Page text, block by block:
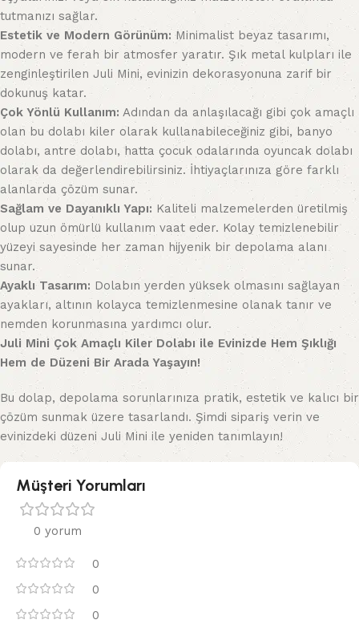
tutmanızı sağlar.
Estetik ve Modern Görünüm: Minimalist beyaz tasarımı,
modern ve ferah bir atmosfer yaratır. Şık metal kulpları ile
zenginleştirilen Juli Mini, evinizin dekorasyonuna zarif bir
dokunuş katar.
Çok Yönlü Kullanım: Adından da anlaşılacağı gibi çok amaçlı
olan bu dolabı kiler olarak kullanabileceğiniz gibi, banyo
dolabı, antre dolabı, hatta çocuk odalarında oyuncak dolabı
olarak da değerlendirebilirsiniz. İhtiyaçlarınıza göre farklı
alanlarda çözüm sunar.
Sağlam ve Dayanıklı Yapı: Kaliteli malzemelerden üretilmiş
olup uzun ömürlü kullanım vaat eder. Kolay temizlenebilir
yüzeyi sayesinde her zaman hijyenik bir depolama alanı
sunar.
Ayaklı Tasarım: Dolabın yerden yüksek olmasını sağlayan
ayakları, altının kolayca temizlenmesine olanak tanır ve
nemden korunmasına yardımcı olur.
Juli Mini Çok Amaçlı Kiler Dolabı ile Evinizde Hem Şıklığı
Hem de Düzeni Bir Arada Yaşayın!
Bu dolap, depolama sorunlarınıza pratik, estetik ve kalıcı bir
çözüm sunmak üzere tasarlandı. Şimdi sipariş verin ve
evinizdeki düzeni Juli Mini ile yeniden tanımlayın!
Müşteri Yorumları
0 yorum
0
0
0